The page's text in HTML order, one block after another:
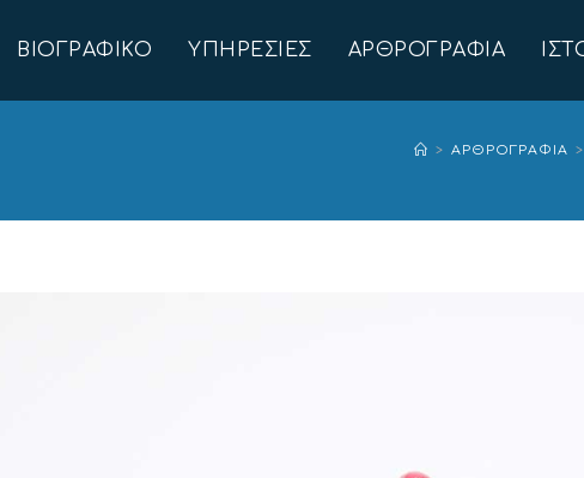
ΒΙΟΓΡΑΦΙΚΌ ΥΠΗΡΕΣΊΕΣ ΑΡΘΡΟΓΡΑΦΊΑ
> ΑΡΘΡΟΓΡΑΦΊΑ >